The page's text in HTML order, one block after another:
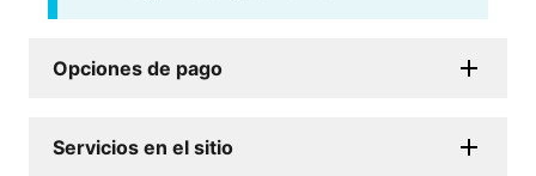
Opciones de pago
Servicios en el sitio